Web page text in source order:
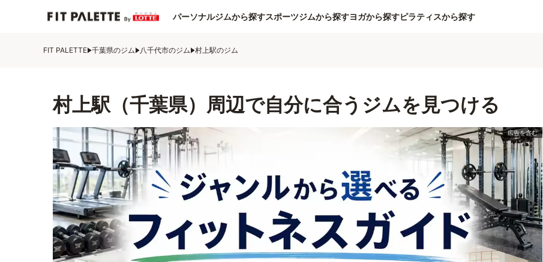
パーソナルジムから探すスポーツジムから探すヨガから探すピラティスから探す
FIT PALETTE 千葉県のジム 八千代市のジム 村上駅のジム
村上駅（千葉県）周辺で自分に合うジムを見つける